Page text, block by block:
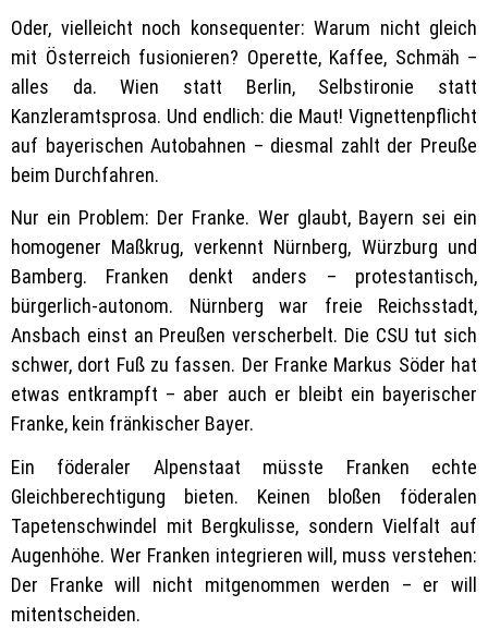
Oder, vielleicht noch konsequenter: Warum nicht gleich
mit Österreich fusionieren? Operette, Kaffee, Schmäh –
alles da. Wien statt Berlin, Selbstironie statt
Kanzleramtsprosa. Und endlich: die Maut! Vignettenpflicht
auf bayerischen Autobahnen – diesmal zahlt der Preuße
beim Durchfahren.
Nur ein Problem: Der Franke. Wer glaubt, Bayern sei ein
homogener Maßkrug, verkennt Nürnberg, Würzburg und
Bamberg. Franken denkt anders – protestantisch,
bürgerlich-autonom. Nürnberg war freie Reichsstadt,
Ansbach einst an Preußen verscherbelt. Die CSU tut sich
schwer, dort Fuß zu fassen. Der Franke Markus Söder hat
etwas entkrampft – aber auch er bleibt ein bayerischer
Franke, kein fränkischer Bayer.
Ein föderaler Alpenstaat müsste Franken echte
Gleichberechtigung bieten. Keinen bloßen föderalen
Tapetenschwindel mit Bergkulisse, sondern Vielfalt auf
Augenhöhe. Wer Franken integrieren will, muss verstehen:
Der Franke will nicht mitgenommen werden – er will
mitentscheiden.